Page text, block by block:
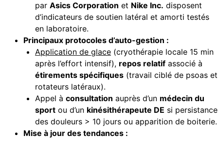
par Asics Corporation et Nike Inc. disposent
d’indicateurs de soutien latéral et amorti testés
en laboratoire.
Principaux protocoles d’auto-gestion :
Application de glace (cryothérapie locale 15 min
après l’effort intensif), repos relatif associé à
étirements spécifiques (travail ciblé de psoas et
rotateurs latéraux).
Appel à consultation auprès d’un médecin du
sport ou d’un kinésithérapeute DE si persistance
des douleurs > 10 jours ou apparition de boiterie.
Mise à jour des tendances :